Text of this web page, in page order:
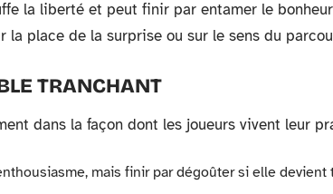
la liberté et peut finir par entamer le
la place de la surprise ou sur le sens du
TRANCHANT
dans la façon dont les joueurs vivent leur
mais finir par dégoûter si elle devient